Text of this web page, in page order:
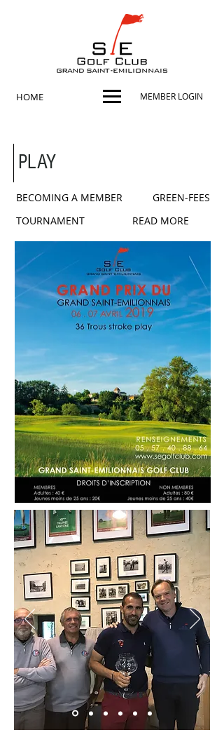
MEMBER LOGIN
HOME
PLAY
BECOMING A MEMBER
TOURNAMENT
GREEN-FEES
READ MORE